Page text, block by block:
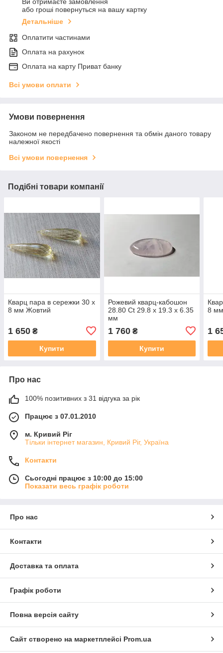
Ви отримаєте замовлення
або гроші повернуться на вашу картку
Детальніше
Оплатити частинами
Оплата на рахунок
Оплата на карту Приват банку
Всі умови оплати
Умови повернення
Законом не передбачено повернення та обмін даного товару
належної якості
Всі умови повернення
Подібні товари компанії
Кварц пара в сережки 30 x
8 мм Жовтий
1 650 ₴
Купити
Рожевий кварц-кабошон
28.80 Ct 29.8 х 19.3 х 6.35
мм
1 760₴
Купити
8
1
Про нас
100% позитивних з 31 відгука за рік
Працює з 07.01.2010
м. Кривий Ріг
Тільки інтернет магазин, Кривий Ріг, Україна
Контакти
Сьогодні працює з 10:00 до 15:00
Показати весь графік роботи
Про нас
Контакти
Доставка та оплата
Графік роботи
Повна версія сайту
Сайт створено на маркетплейсі Prom.ua